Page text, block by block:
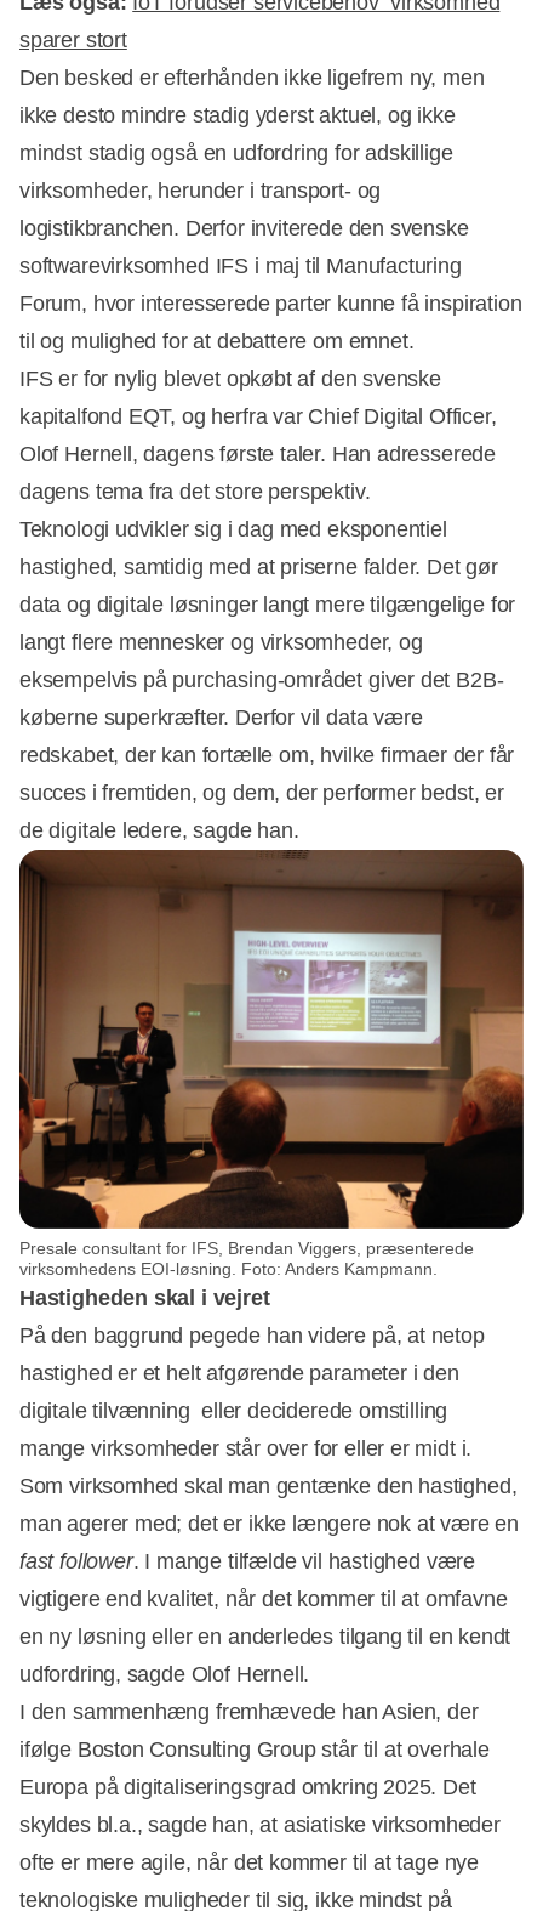
sparer stort
Den besked er efterhånden ikke ligefrem ny, men
ikke desto mindre stadig yderst aktuel, og ikke
mindst stadig også en udfordring for adskillige
virksomheder, herunder i transport- og
logistikbranchen. Derfor inviterede den svenske
softwarevirksomhed IFS i maj til Manufacturing
Forum, hvor interesserede parter kunne få inspiration
til og mulighed for at debattere om emnet.
IFS er for nylig blevet opkøbt af den svenske
kapitalfond EQT, og herfra var Chief Digital Officer,
Olof Hernell, dagens første taler. Han adresserede
dagens tema fra det store perspektiv.
Teknologi udvikler sig i dag med eksponentiel
hastighed, samtidig med at priserne falder. Det gør
data og digitale løsninger langt mere tilgængelige for
langt flere mennesker og virksomheder, og
eksempelvis på purchasing-området giver det B2B-
køberne superkræfter. Derfor vil data være
redskabet, der kan fortælle om, hvilke firmaer der får
succes i fremtiden, og dem, der performer bedst, er
de digitale ledere, sagde han.
Presale consultant for IFS, Brendan Viggers, præsenterede
virksomhedens EOI-løsning. Foto: Anders Kampmann.
Hastigheden skal i vejret
På den baggrund pegede han videre på, at netop
hastighed er et helt afgørende parameter i den
digitale tilvænning  eller deciderede omstilling 
mange virksomheder står over for eller er midt i.
Som virksomhed skal man gentænke den hastighed,
man agerer med; det er ikke længere nok at være en
fast follower. I mange tilfælde vil hastighed være
vigtigere end kvalitet, når det kommer til at omfavne
en ny løsning eller en anderledes tilgang til en kendt
udfordring, sagde Olof Hernell.
I den sammenhæng fremhævede han Asien, der
ifølge Boston Consulting Group står til at overhale
Europa på digitaliseringsgrad omkring 2025. Det
skyldes bl.a., sagde han, at asiatiske virksomheder
ofte er mere agile, når det kommer til at tage nye
teknologiske muligheder til sig, ikke mindst på